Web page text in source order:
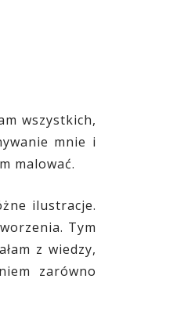
wszystkich,
mnie i
malować.
ilustracje.
Tym
z wiedzy,
zarówno